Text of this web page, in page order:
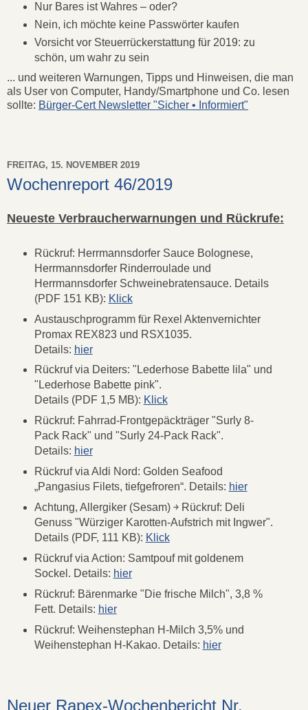
Nur Bares ist Wahres – oder?
Nein, ich möchte keine Passwörter kaufen
Vorsicht vor Steuerrückerstattung für 2019: zu
schön, um wahr zu sein
... und weiteren Warnungen, Tipps und Hinweisen, die man
als User von Computer, Handy/Smartphone und Co. lesen
sollte: Bürger-Cert Newsletter "Sicher • Informiert"
FREITAG, 15. NOVEMBER 2019
Wochenreport 46/2019
Neueste Verbraucherwarnungen und Rückrufe:
Rückruf: Herrmannsdorfer Sauce Bolognese,
Herrmannsdorfer Rinderroulade und
Herrmannsdorfer Schweinebratensauce. Details
(PDF 151 KB): Klick
Austauschprogramm für Rexel Aktenvernichter
Promax REX823 und RSX1035.
Details: hier
Rückruf via Deiters: "Lederhose Babette lila" und
"Lederhose Babette pink".
Details (PDF 1,5 MB): Klick
Rückruf: Fahrrad-Frontgepäckträger "Surly 8-
Pack Rack" und "Surly 24-Pack Rack".
Details: hier
Rückruf via Aldi Nord: Golden Seafood
„Pangasius Filets, tiefgefroren“. Details: hier
Achtung, Allergiker (Sesam) ￫ Rückruf: Deli
Genuss "Würziger Karotten-Aufstrich mit Ingwer".
Details (PDF, 111 KB): Klick
Rückruf via Action: Samtpouf mit goldenem
Sockel. Details: hier
Rückruf: Bärenmarke "Die frische Milch", 3,8 %
Fett. Details: hier
Rückruf: Weihenstephan H-Milch 3,5% und
Weihenstephan H-Kakao. Details: hier
Neuer Rapex-Wochenbericht Nr.